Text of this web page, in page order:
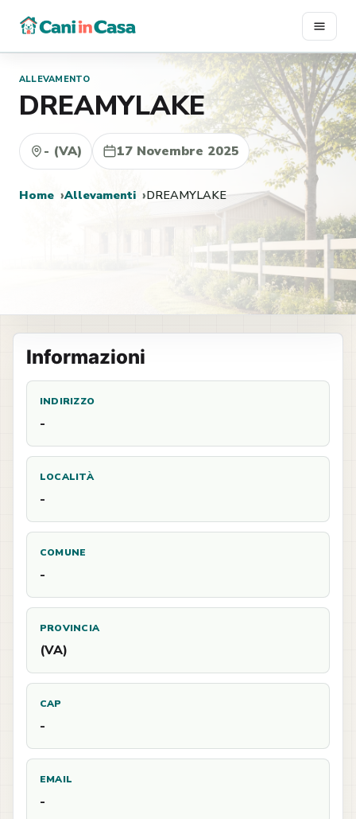
contenuto
ALLEVAMENTO
DREAMYLAKE
- (VA) 17 Novembre 2025
Home Allevamenti DREAMYLAKE
Informazioni
INDIRIZZO
-
LOCALITÀ
-
COMUNE
-
PROVINCIA
(VA)
CAP
-
EMAIL
-